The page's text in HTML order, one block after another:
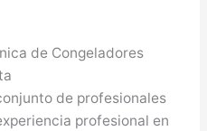
de Congeladores
de profesionales
profesional en